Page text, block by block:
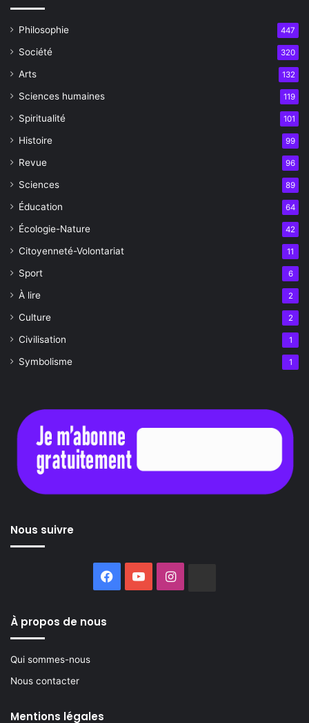
Philosophie 447
Société 320
Arts 132
Sciences humaines 119
Spiritualité 101
Histoire 99
Revue 96
Sciences 89
Éducation 64
Écologie-Nature 42
Citoyenneté-Volontariat 11
Sport 6
À lire 2
Culture 2
Civilisation 1
Symbolisme 1
Nous suivre
Facebook
YouTubeInstagram
À propos de nous
Qui sommes-nous
Nous contacter
Mentions légales